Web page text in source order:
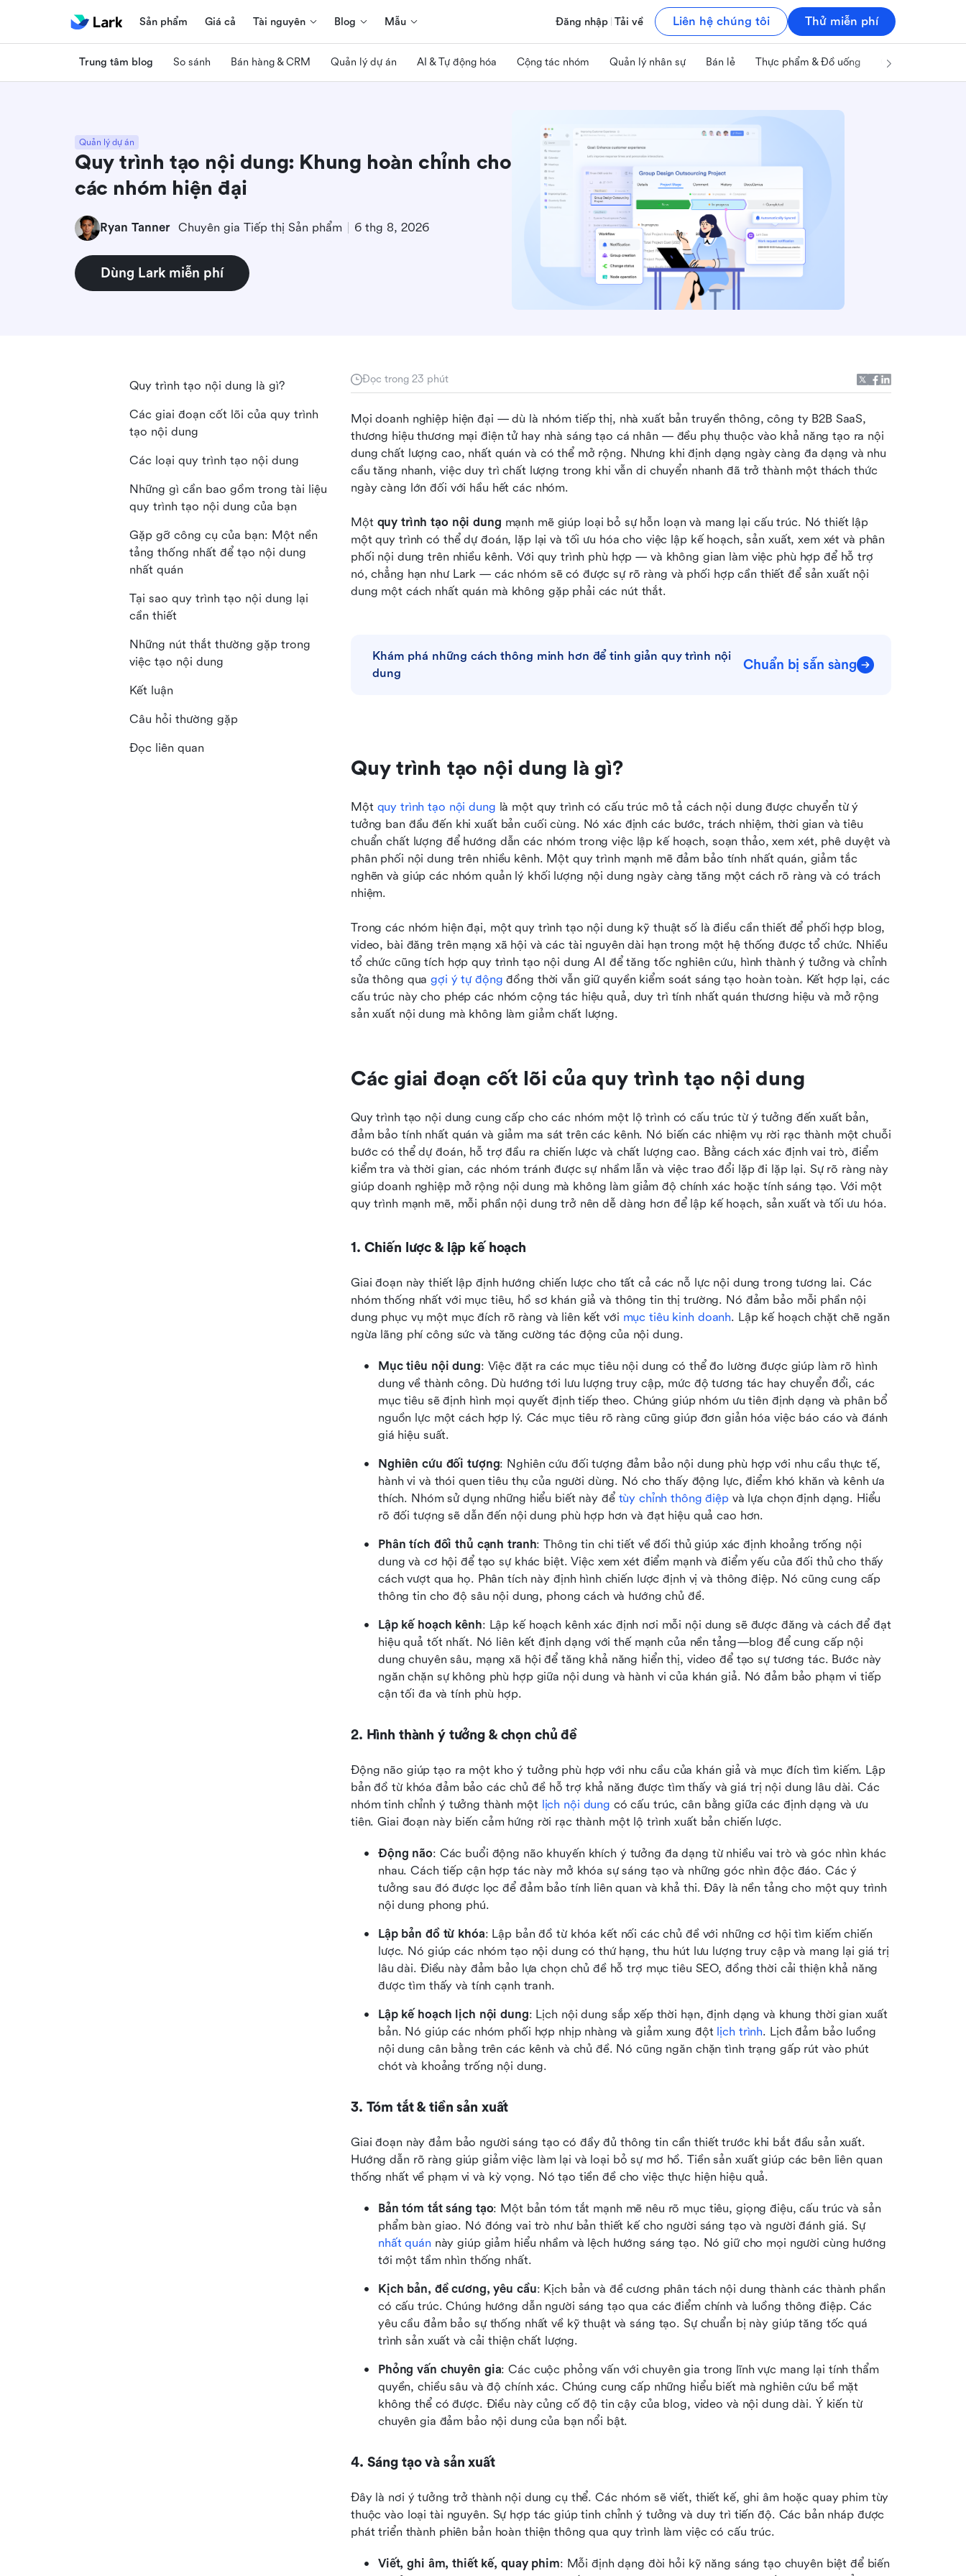
Sản phẩm Giá cả Tài nguyên Blog Mẫu Đăng nhập Tải về Liên hệ chúng tôi Thử miễn phí
Trung tâm blog So sánh Bán hàng & CRM Quản lý dự án AI & Tự động hóa Cộng tác nhóm Quản lý nhân sự Bán lẻ Thực phẩm & Đồ uống Công nghệ & IT
Quản lý dự án
Quy trình tạo nội dung: Khung hoàn chỉnh cho
các nhóm hiện đại
Ryan Tanner Chuyên gia Tiếp thị Sản phẩm 6 thg 8, 2026
Dùng Lark miễn phí
Đọc trong 23 phút
Mọi doanh nghiệp hiện đại — dù là nhóm tiếp thị, nhà xuất bản truyền thông, công ty B2B SaaS,
thương hiệu thương mại điện tử hay nhà sáng tạo cá nhân — đều phụ thuộc vào khả năng tạo ra nội
dung chất lượng cao, nhất quán và có thể mở rộng. Nhưng khi định dạng ngày càng đa dạng và nhu
cầu tăng nhanh, việc duy trì chất lượng trong khi vẫn di chuyển nhanh đã trở thành một thách thức
ngày càng lớn đối với hầu hết các nhóm.
Một quy trình tạo nội dung mạnh mẽ giúp loại bỏ sự hỗn loạn và mang lại cấu trúc. Nó thiết lập
một quy trình có thể dự đoán, lặp lại và tối ưu hóa cho việc lập kế hoạch, sản xuất, xem xét và phân
phối nội dung trên nhiều kênh. Với quy trình phù hợp — và không gian làm việc phù hợp để hỗ trợ
nó, chẳng hạn như Lark — các nhóm sẽ có được sự rõ ràng và phối hợp cần thiết để sản xuất nội
dung một cách nhất quán mà không gặp phải các nút thắt.
Khám phá những cách thông minh hơn để tinh giản quy trình nội
dung
Chuẩn bị sẵn sàng
Quy trình tạo nội dung là gì?
Một quy trình tạo nội dung là một quy trình có cấu trúc mô tả cách nội dung được chuyển từ ý
tưởng ban đầu đến khi xuất bản cuối cùng. Nó xác định các bước, trách nhiệm, thời gian và tiêu
chuẩn chất lượng để hướng dẫn các nhóm trong việc lập kế hoạch, soạn thảo, xem xét, phê duyệt và
phân phối nội dung trên nhiều kênh. Một quy trình mạnh mẽ đảm bảo tính nhất quán, giảm tắc
nghẽn và giúp các nhóm quản lý khối lượng nội dung ngày càng tăng một cách rõ ràng và có trách
nhiệm.
Trong các nhóm hiện đại, một quy trình tạo nội dung kỹ thuật số là điều cần thiết để phối hợp blog,
video, bài đăng trên mạng xã hội và các tài nguyên dài hạn trong một hệ thống được tổ chức. Nhiều
tổ chức cũng tích hợp quy trình tạo nội dung AI để tăng tốc nghiên cứu, hình thành ý tưởng và chỉnh
sửa thông qua gợi ý tự động đồng thời vẫn giữ quyền kiểm soát sáng tạo hoàn toàn. Kết hợp lại, các
cấu trúc này cho phép các nhóm cộng tác hiệu quả, duy trì tính nhất quán thương hiệu và mở rộng
sản xuất nội dung mà không làm giảm chất lượng.
Các giai đoạn cốt lõi của quy trình tạo nội dung
Quy trình tạo nội dung cung cấp cho các nhóm một lộ trình có cấu trúc từ ý tưởng đến xuất bản,
đảm bảo tính nhất quán và giảm ma sát trên các kênh. Nó biến các nhiệm vụ rời rạc thành một chuỗi
bước có thể dự đoán, hỗ trợ đầu ra chiến lược và chất lượng cao. Bằng cách xác định vai trò, điểm
kiểm tra và thời gian, các nhóm tránh được sự nhầm lẫn và việc trao đổi lặp đi lặp lại. Sự rõ ràng này
giúp doanh nghiệp mở rộng nội dung mà không làm giảm độ chính xác hoặc tính sáng tạo. Với một
quy trình mạnh mẽ, mỗi phần nội dung trở nên dễ dàng hơn để lập kế hoạch, sản xuất và tối ưu hóa.
1. Chiến lược & lập kế hoạch
Giai đoạn này thiết lập định hướng chiến lược cho tất cả các nỗ lực nội dung trong tương lai. Các
nhóm thống nhất với mục tiêu, hồ sơ khán giả và thông tin thị trường. Nó đảm bảo mỗi phần nội
dung phục vụ một mục đích rõ ràng và liên kết với mục tiêu kinh doanh. Lập kế hoạch chặt chẽ ngăn
ngừa lãng phí công sức và tăng cường tác động của nội dung.
Mục tiêu nội dung: Việc đặt ra các mục tiêu nội dung có thể đo lường được giúp làm rõ hình
dung về thành công. Dù hướng tới lưu lượng truy cập, mức độ tương tác hay chuyển đổi, các
mục tiêu sẽ định hình mọi quyết định tiếp theo. Chúng giúp nhóm ưu tiên định dạng và phân bổ
nguồn lực một cách hợp lý. Các mục tiêu rõ ràng cũng giúp đơn giản hóa việc báo cáo và đánh
giá hiệu suất.
Nghiên cứu đối tượng: Nghiên cứu đối tượng đảm bảo nội dung phù hợp với nhu cầu thực tế,
hành vi và thói quen tiêu thụ của người dùng. Nó cho thấy động lực, điểm khó khăn và kênh ưa
thích. Nhóm sử dụng những hiểu biết này để tùy chỉnh thông điệp và lựa chọn định dạng. Hiểu
rõ đối tượng sẽ dẫn đến nội dung phù hợp hơn và đạt hiệu quả cao hơn.
Phân tích đối thủ cạnh tranh: Thông tin chi tiết về đối thủ giúp xác định khoảng trống nội
dung và cơ hội để tạo sự khác biệt. Việc xem xét điểm mạnh và điểm yếu của đối thủ cho thấy
cách vượt qua họ. Phân tích này định hình chiến lược định vị và thông điệp. Nó cũng cung cấp
thông tin cho độ sâu nội dung, phong cách và hướng chủ đề.
Lập kế hoạch kênh: Lập kế hoạch kênh xác định nơi mỗi nội dung sẽ được đăng và cách để đạt
hiệu quả tốt nhất. Nó liên kết định dạng với thế mạnh của nền tảng—blog để cung cấp nội
dung chuyên sâu, mạng xã hội để tăng khả năng hiển thị, video để tạo sự tương tác. Bước này
ngăn chặn sự không phù hợp giữa nội dung và hành vi của khán giả. Nó đảm bảo phạm vi tiếp
cận tối đa và tính phù hợp.
2. Hình thành ý tưởng & chọn chủ đề
Động não giúp tạo ra một kho ý tưởng phù hợp với nhu cầu của khán giả và mục đích tìm kiếm. Lập
bản đồ từ khóa đảm bảo các chủ đề hỗ trợ khả năng được tìm thấy và giá trị nội dung lâu dài. Các
nhóm tinh chỉnh ý tưởng thành một lịch nội dung có cấu trúc, cân bằng giữa các định dạng và ưu
tiên. Giai đoạn này biến cảm hứng rời rạc thành một lộ trình xuất bản chiến lược.
Động não: Các buổi động não khuyến khích ý tưởng đa dạng từ nhiều vai trò và góc nhìn khác
nhau. Cách tiếp cận hợp tác này mở khóa sự sáng tạo và những góc nhìn độc đáo. Các ý
tưởng sau đó được lọc để đảm bảo tính liên quan và khả thi. Đây là nền tảng cho một quy trình
nội dung phong phú.
Lập bản đồ từ khóa: Lập bản đồ từ khóa kết nối các chủ đề với những cơ hội tìm kiếm chiến
lược. Nó giúp các nhóm tạo nội dung có thứ hạng, thu hút lưu lượng truy cập và mang lại giá trị
lâu dài. Điều này đảm bảo lựa chọn chủ đề hỗ trợ mục tiêu SEO, đồng thời cải thiện khả năng
được tìm thấy và tính cạnh tranh.
Lập kế hoạch lịch nội dung: Lịch nội dung sắp xếp thời hạn, định dạng và khung thời gian xuất
bản. Nó giúp các nhóm phối hợp nhịp nhàng và giảm xung đột lịch trình. Lịch đảm bảo luồng
nội dung cân bằng trên các kênh và chủ đề. Nó cũng ngăn chặn tình trạng gấp rút vào phút
chót và khoảng trống nội dung.
3. Tóm tắt & tiền sản xuất
Giai đoạn này đảm bảo người sáng tạo có đầy đủ thông tin cần thiết trước khi bắt đầu sản xuất.
Hướng dẫn rõ ràng giúp giảm việc làm lại và loại bỏ sự mơ hồ. Tiền sản xuất giúp các bên liên quan
thống nhất về phạm vi và kỳ vọng. Nó tạo tiền đề cho việc thực hiện hiệu quả.
Bản tóm tắt sáng tạo: Một bản tóm tắt mạnh mẽ nêu rõ mục tiêu, giọng điệu, cấu trúc và sản
phẩm bàn giao. Nó đóng vai trò như bản thiết kế cho người sáng tạo và người đánh giá. Sự
nhất quán này giúp giảm hiểu nhầm và lệch hướng sáng tạo. Nó giữ cho mọi người cùng hướng
tới một tầm nhìn thống nhất.
Kịch bản, đề cương, yêu cầu: Kịch bản và đề cương phân tách nội dung thành các thành phần
có cấu trúc. Chúng hướng dẫn người sáng tạo qua các điểm chính và luồng thông điệp. Các
yêu cầu đảm bảo sự thống nhất về kỹ thuật và sáng tạo. Sự chuẩn bị này giúp tăng tốc quá
trình sản xuất và cải thiện chất lượng.
Phỏng vấn chuyên gia: Các cuộc phỏng vấn với chuyên gia trong lĩnh vực mang lại tính thẩm
quyền, chiều sâu và độ chính xác. Chúng cung cấp những hiểu biết mà nghiên cứu bề mặt
không thể có được. Điều này củng cố độ tin cậy của blog, video và nội dung dài. Ý kiến từ
chuyên gia đảm bảo nội dung của bạn nổi bật.
4. Sáng tạo và sản xuất
Đây là nơi ý tưởng trở thành nội dung cụ thể. Các nhóm sẽ viết, thiết kế, ghi âm hoặc quay phim tùy
thuộc vào loại tài nguyên. Sự hợp tác giúp tinh chỉnh ý tưởng và duy trì tiến độ. Các bản nháp được
phát triển thành phiên bản hoàn thiện thông qua quy trình làm việc có cấu trúc.
Viết, ghi âm, thiết kế, quay phim: Mỗi định dạng đòi hỏi kỹ năng sáng tạo chuyên biệt để biến
Quy trình tạo nội dung là gì?
Các giai đoạn cốt lõi của quy trình
tạo nội dung
Các loại quy trình tạo nội dung
Những gì cần bao gồm trong tài liệu
quy trình tạo nội dung của bạn
Gặp gỡ công cụ của bạn: Một nền
tảng thống nhất để tạo nội dung
nhất quán
Tại sao quy trình tạo nội dung lại
cần thiết
Những nút thắt thường gặp trong
việc tạo nội dung
Kết luận
Câu hỏi thường gặp
Đọc liên quan